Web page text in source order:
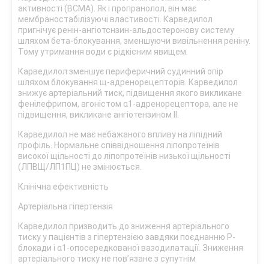
активності (ВСМА). Як і пропранолол, він має
мембраностабілізуючі властивості. Карведилол
пригнічує ренін-ангіотснзин-альдостеронову систему
шляхом бета-блокування, зменшуючи вивільнення реніну.
Тому утримання води є рідкісним явищем.
Карведилол зменшує периферичний судинний опір
шляхом блокування щ-адренорецепторів. Карведилол
знижує артеріальний тиск, підвищення якого викликане
фенілефрипом, агоністом α1-адренорецептора, але не
підвищення, викликане ангіотензином II.
Карведилол не має небажаного впливу на ліпідний
профіль. Нормальне співвідношення ліпопротеїнів
високої щільності до ліпопротеїнів низької щільності
(ЛПВЩ/ЛП1ПЦ) не змінюється.
Клінічна ефективність
Артеріальна гіпертензія
Карведилол призводить до зниження артеріального
тиску у пацієнтів з гіпертензією завдяки поєднанню P-
блокади і α1-опосередкованої вазодилатації. Зниження
артеріального тиску не пов’язане з супутнім